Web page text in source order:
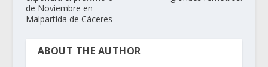
de Noviembre en
Malpartida de Cáceres
ABOUT THE AUTHOR